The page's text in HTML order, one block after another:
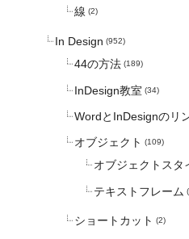
線 (2)
In Design (952)
44の方法 (189)
InDesign教室 (34)
WordとInDesignのリ
オブジェクト (109)
オブジェクトスタ
テキストフレーム
ショートカット (2)